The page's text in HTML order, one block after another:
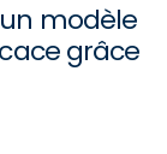
modèle
grâce